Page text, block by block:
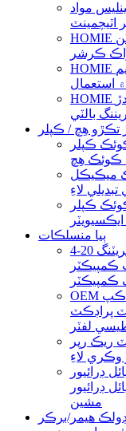
مواد
اٽيچمينٽ
HOMIE هائيڊولڪ راڪ ٽولز اسٽون ڪرشر بالٽي 20 ٽن
راڪ ڪرشر
HOMIE هائيڊولڪ ايڪسيويٽر ڪليم شيل بالٽ ڪليم
استعمال
HOMIE ايڪسيويٽر بالٽي بهترين وڪرو ٿيندڙ
بالٽي
تڪڙو هِچ / ڪپلر
ڪپلر
ڪوئڪ هِچ
ميڪيڪل
لاءِ
ڪپلر
ٻيا منسلڪات
4-20 ٽن ايڪسيويٽر لاءِ فيڪٽري ڊائريڪٽ وائبريٽنگ
ڪمپيڪٽر
ڪمپيڪٽر
OEM ايڪسيويٽر هائيڊولڪ مقناطيسي سکشن ڪپ
پراڊڪٽ
لفٽر
بڪيٽ ريڪ رپر
وڪري لاءِ
ڊرائيور
ڊرائيور
مشين
هيمر/برڪر